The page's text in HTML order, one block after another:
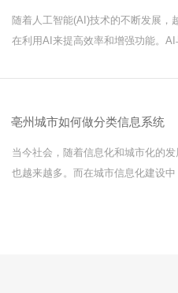
随着人工智能(AI)技术的不断发展，
在利用AI来提高效率和增强功能。
并提供了一些先进的功能，这些功
亳州城市如何做分类信息系统
当今社会，随着信息化和城市化的
也越来越多。而在城市信息化建设